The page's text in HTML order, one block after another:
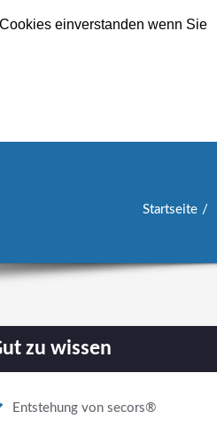
einverstanden wenn Sie
Startseite
zu wissen
Entstehung von secors®